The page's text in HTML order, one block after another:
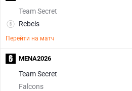
Team Secret
Rebels
Перейти на матч
Team Secret
Falcons
MENA2026